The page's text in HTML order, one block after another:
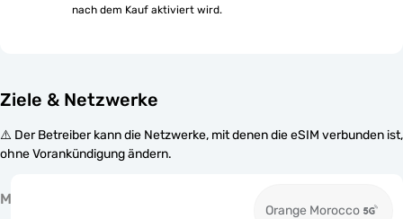
nach dem Kauf aktiviert wird.
Ziele & Netzwerke
⚠️ Der Betreiber kann die Netzwerke, mit denen die eSIM verbunden ist,
ohne Vorankündigung ändern.
M
Orange Morocco